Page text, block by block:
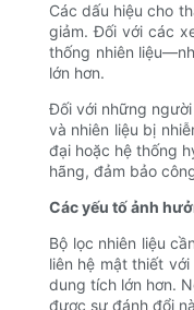
Các dấu hiệu cho
giảm. Đối với các
thống nhiên
lớn hơn.
Đối với những
và nhiên liệu bị
đại hoặc hệ thống
hãng, đảm bảo
Các yếu tố ảnh
Bộ lọc nhiên liệu
liên hệ mật thiết
dung tích lớn hơn.
được sự đánh đổi